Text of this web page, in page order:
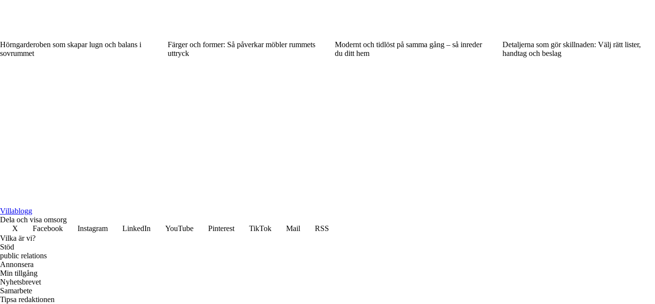
Hörngarderoben som skapar lugn och balans i
sovrummet
Färger och former: Så påverkar möbler rummets
uttryck
Modernt och tidlöst på samma gång – så inreder
du ditt hem
Detaljerna som gör skillnaden: Välj rätt lister,
handtag och beslag
Villablogg
Dela och visa omsorg
X
Facebook Instagram LinkedIn YouTube Pinterest TikTok Mail
RSS
Vilka är vi?
Stöd
public relations
Annonsera
Min tillgång
Nyhetsbrevet
Samarbete
Tipsa redaktionen